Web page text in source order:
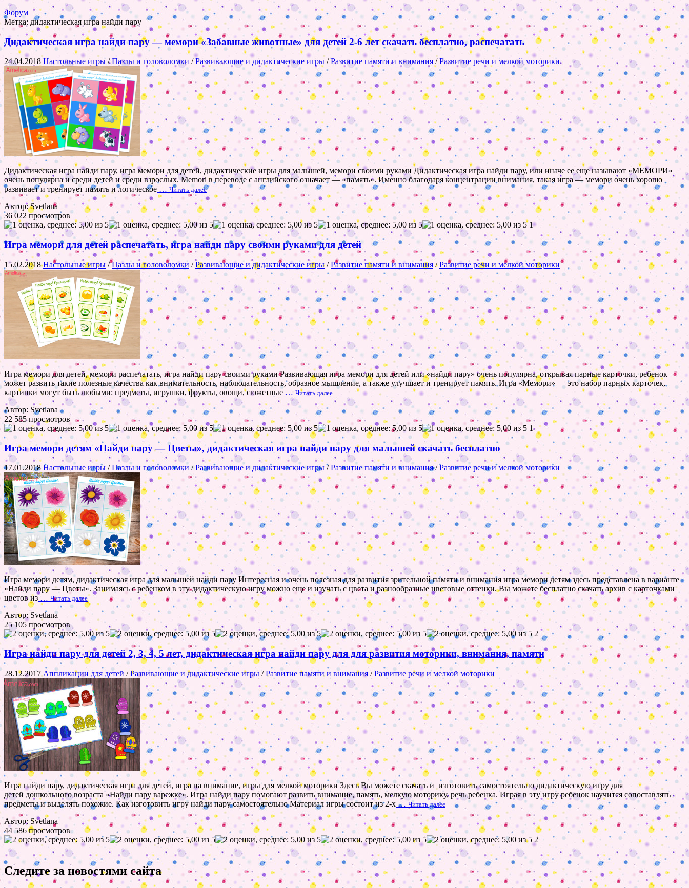
Форум
Метка: дидактическая игра найди пару
Дидактическая игра найди пару — мемори «Забавные животные» для детей 2-6 лет скачать бесплатно, распечатать
24.04.2018 Настольные игры /Пазлы и головоломки /Развивающие и дидактические игры /Развитие памяти и внимания /Развитие речи и мелкой моторики
Дидактическая игра найди пару, игра мемори для детей, дидактические игры для малышей, мемори своими руками Дидактическая игра найди пару, или иначе ее еще называют «МЕМОРИ»
очень популярна и среди детей и среди взрослых. Memori в переводе с английского означает — «память«. Именно благодаря концентрации внимания, такая игра — мемори очень хорошо
развивает и тренирует память и логическое … Читать далее
Автор: Svetlana
36 022 просмотров
1
Игра мемори для детей распечатать, игра найди пару своими руками для детей
15.02.2018Настольные игры /Пазлы и головоломки /Развивающие и дидактические игры/Развитие памяти и внимания /Развитие речи и мелкой моторики
Игра мемори для детей, мемори распечатать, игра найди пару своими руками Развивающая игра мемори для детей или «найди пару» очень популярна, открывая парные карточки, ребенок
может развить такие полезные качества как внимательность, наблюдательность, образное мышление, а также улучшает и тренирует память. Игра «Мемори» — это набор парных карточек,
картинки могут быть любыми: предметы, игрушки, фрукты, овощи, сюжетные … Читать далее
Автор: Svetlana
22 585 просмотров
1
Игра мемори детям «Найди пару — Цветы», дидактическая игра найди пару для малышей скачать бесплатно
17.01.2018 Настольные игры /Пазлы и головоломки /Развивающие и дидактические игры/Развитие памяти и внимания/Развитие речи и мелкой моторики
Игра мемори детям, дидактическая игра для малышей найди пару Интересная и очень полезная для развития зрительной памяти и внимания игра мемори детям здесь представлена в варианте
«Найди пару — Цветы». Занимаясь с ребенком в эту дидактическую игру можно еще и изучать с цвета и разнообразные цветовые оттенки. Вы можете бесплатно скачать архив с карточками
цветов из… Читать далее
Автор: Svetlana
25 105 просмотров
2
Игра найди пару для детей 2, 3, 4, 5 лет, дидактическая игра найди пару для для развития моторики, внимания, памяти
28.12.2017Аппликации для детей /Развивающие и дидактические игры /Развитие памяти и внимания /Развитие речи и мелкой моторики
Игра найди пару, дидактическая игра для детей, игра на внимание, игры для мелкой моторики Здесь Вы можете скачать и изготовить самостоятельно дидактическую игру для
детей дошкольного возраста «Найди пару варежке». Игра найди пару помогают развить внимание, память, мелкую моторику, речь ребенка. Играя в эту игру ребенок научится сопоставлять
предметы и выделять похожие. Как изготовить игру найди пару самостоятельно Материал игры состоит из 2-х … Читать далее
Автор: Svetlana
44 586 просмотров
2
Следите за новостями сайта